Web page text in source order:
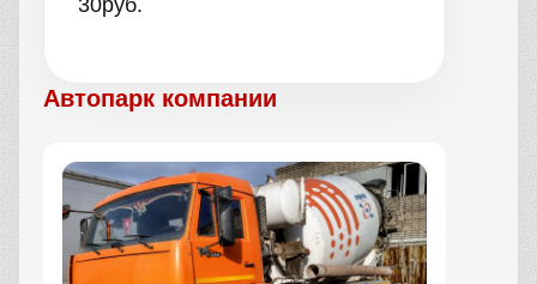
30руб.
Автопарк компании